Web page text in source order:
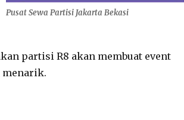
Pusat Sewa Partisi Jakarta Bekasi
partisi R8 akan membuat event
menarik.